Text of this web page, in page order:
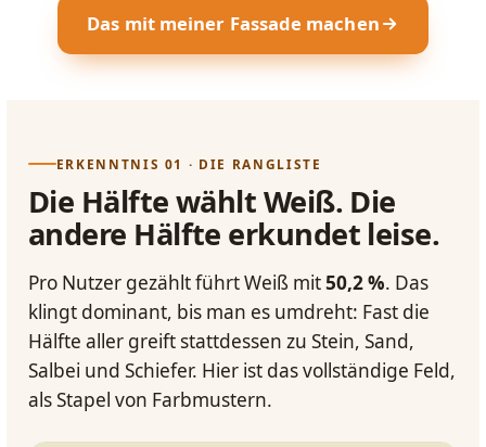
Das mit meiner Fassade machen
ERKENNTNIS 01 · DIE RANGLISTE
Die Hälfte wählt Weiß. Die
andere Hälfte erkundet leise.
Pro Nutzer gezählt führt Weiß mit50,2 %. Das
klingt dominant, bis man es umdreht: Fast die
Hälfte aller greift stattdessen zu Stein, Sand,
Salbei und Schiefer. Hier ist das vollständige Feld,
als Stapel von Farbmustern.